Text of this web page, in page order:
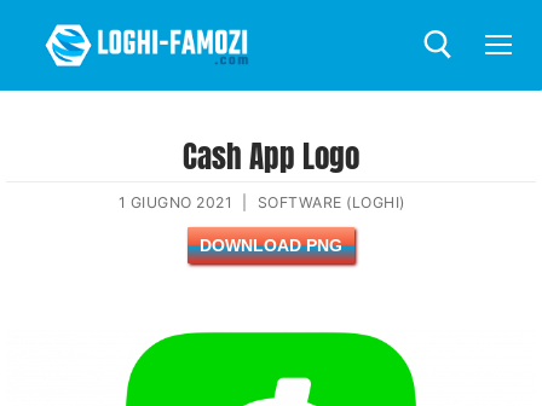
Cash App Logo
1 GIUGNO 2021 SOFTWARE (LOGHI)
DOWNLOAD PNG